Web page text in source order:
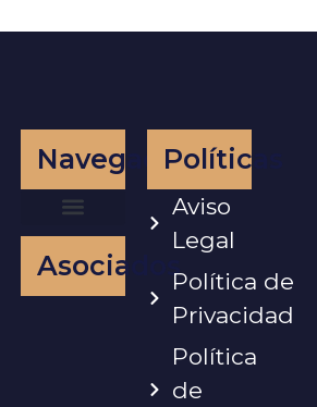
Navegación
Asociados
Políticas
Aviso
Legal
Política de
Privacidad
Política
de